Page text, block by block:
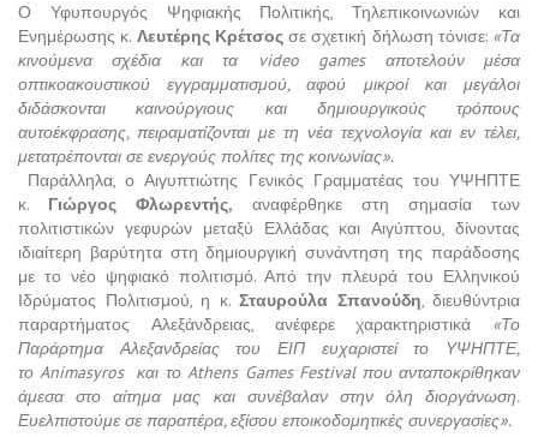
Ο Υφυπουργός Ψηφιακής Πολιτικής, Τηλεπικοινωνιών και
Ενημέρωσης κ. Λευτέρης Κρέτσος σε σχετική δήλωση τόνισε: «Τα
κινούμενα σχέδια και τα video games αποτελούν μέσα
οπτικοακουστικού εγγραμματισμού, αφού μικροί και μεγάλοι
διδάσκονται καινούργιους και δημιουργικούς τρόπους
αυτοέκφρασης, πειραματίζονται με τη νέα τεχνολογία και εν τέλει,
μετατρέπονται σε ενεργούς πολίτες της κοινωνίας».
Παράλληλα, ο Αιγυπτιώτης Γενικός Γραμματέας του ΥΨΗΠΤΕ
κ. Γιώργος Φλωρεντής, αναφέρθηκε στη σημασία των
πολιτιστικών γεφυρών μεταξύ Ελλάδας και Αιγύπτου, δίνοντας
ιδιαίτερη βαρύτητα στη δημιουργική συνάντηση της παράδοσης
με το νέο ψηφιακό πολιτισμό. Από την πλευρά του Ελληνικού
Ιδρύματος Πολιτισμού, η κ. Σταυρούλα Σπανούδη, διευθύντρια
παραρτήματος Αλεξάνδρειας, ανέφερε χαρακτηριστικά «Το
Παράρτημα Αλεξανδρείας του ΕΙΠ ευχαριστεί το ΥΨΗΠΤΕ,
το Animasyros και το Athens Games Festival που ανταποκρίθηκαν
άμεσα στο αίτημα μας και συνέβαλαν στην όλη διοργάνωση.
Ευελπιστούμε σε παραπέρα, εξίσου εποικοδομητικές συνεργασίες».